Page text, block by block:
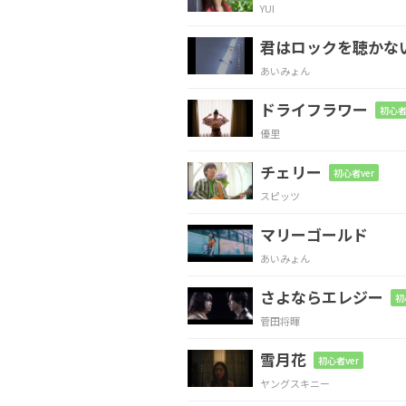
Em
「嘘吐き」って
D
言って
無論 突き放して
Em
もう
D
夢見ないよう
Em D
YUI
君はロックを聴かな
あいみょん
ドライフラワー 初心
優里
チェリー 初心者ver
スピッツ
マリーゴールド
あいみょん
さよならエレジー
菅田将暉
雪月花 初心者ver
ヤングスキニー